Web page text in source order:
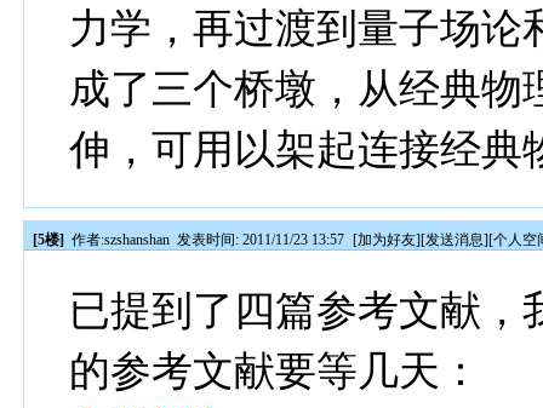
力学，再过渡到量子场
成了三个桥墩，从经典
伸，可用以架起连接经典
[5楼] 作者:szshanshan 发表时间: 2011/11/23 13:57 [加为好友][发送消息][个人空
已提到了四篇参考文献
的参考文献要等几天：